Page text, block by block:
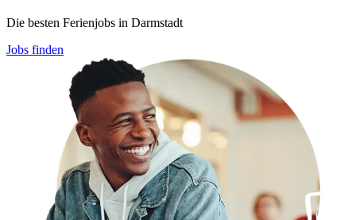
Die besten Ferienjobs in Darmstadt
Jobs finden